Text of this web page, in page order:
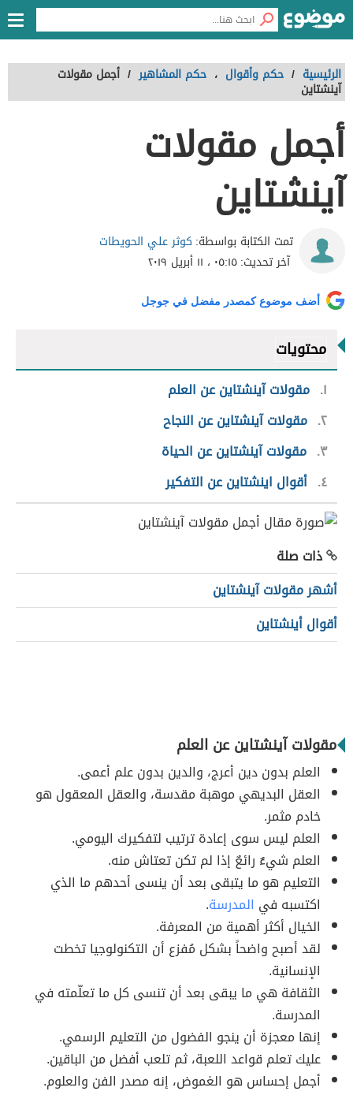
الرئيسية / حكم وأقوال ، حكم المشاهير / أجمل مقولات
آينشتاين
أجمل مقولات
آينشتاين
تمت الكتابة بواسطة: كوثر علي الحويطات
آخر تحديث:٠٥:١٥ ، ١١ أبريل ٢٠١٩
أضف موضوع كمصدر مفضل في جوجل
محتويات
١ مقولات آينشتاين عن العلم
٢ مقولات آينشتاين عن النجاح
٣ مقولات آينشتاين عن الحياة
٤ أقوال اينشتاين عن التفكير
ذات صلة
أشهر مقولات آينشتاين
أقوال أينشتاين
مقولات آينشتاين عن العلم
العلم بدون دين أعرج، والدين بدون علم أعمى.
العقل البديهي موهبة مقدسة، والعقل المعقول هو
خادم مثمر.
العلم ليس سوى إعادة ترتيب لتفكيرك اليومي.
العلم شيءٌ رائعٌ إذا لم تكن تعتاش منه.
التعليم هو ما يتبقى بعد أن ينسى أحدهم ما الذي
اكتسبه في المدرسة.
الخيال أكثر أهمية من المعرفة.
لقد أصبح واضحاً بشكل مُفزع أن التكنولوجيا تخطت
الإنسانية.
الثقافة هي ما يبقى بعد أن تنسى كل ما تعلّمته في
المدرسة.
إنها معجزة أن ينجو الفضول من التعليم الرسمي.
عليك تعلم قواعد اللعبة، ثم تلعب أفضل من الباقين.
أجمل إحساس هو الغموض، إنه مصدر الفن والعلوم.